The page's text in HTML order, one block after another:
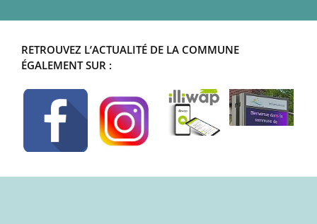
RETROUVEZ L’ACTUALITÉ DE LA COMMUNE
ÉGALEMENT SUR :